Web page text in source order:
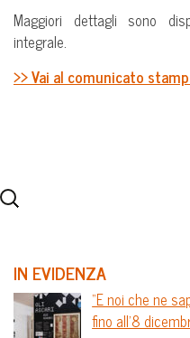
Maggiori dettagli sono
integrale.
>> Vai al comunicato
IN EVIDENZA
“E noi che ne
fino all’8